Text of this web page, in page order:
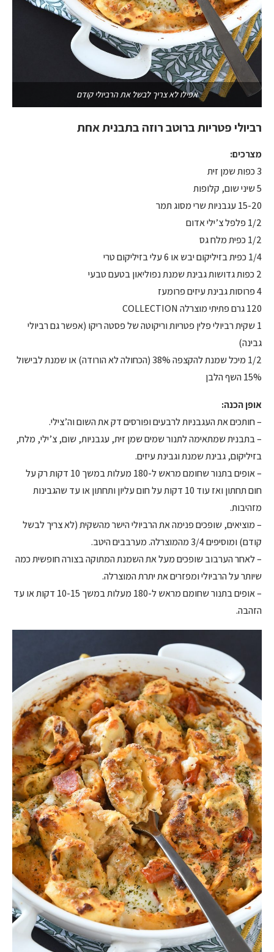
אפילו לא צריך לבשל את הרביולי קודם
רביולי פטריות ברוטב רוזה בתבנית אחת
מצרכים:
3 כפות שמן זית
5 שיני שום, קלופות
15-20 עגבניות שרי מסוג תמר
1/2 פלפל צ’ילי אדום
1/2 כפית מלח גס
1/4 כפית בזיליקום יבש או 6 עלי בזיליקום טרי
2 כפות גדושות גבינת שמנת נפוליאון בטעם טבעי
4 פרוסות גבינת עיזים פרומעז
120 גרם פתיתי מוצרלה COLLECTION
1 שקית רביולי פלין פטריות וריקוטה של פסטה ריקו (אפשר גם רביולי
גבינה)
1/2 מיכל שמנת להקצפה 38% (הכחולה לא הורודה) או שמנת לבישול
15% השף הלבן
אופן הכנה:
– חותכים את העגבניות לרבעים ופורסים דק את השום וה’צילי.
– בתבנית שמתאימה לתנור שמים שמן זית, עגבניות, שום, צ’ילי, מלח,
בזיליקום, גבינת שמנת וגבינת עיזים.
– אופים בתנור שחומם מראש ל-180 מעלות במשך 10 דקות רק על
חום תחתון ואז עוד 10 דקות על חום עליון ותחתון או עד שהגבינות
מזהיבות.
– מוציאים, שופכים פנימה את הרביולי הישר מהשקית (לא צריך לבשל
קודם) ומוסיפים 3/4 מהמוצרלה. מערבבים היטב.
– לאחר הערבוב שופכים מעל את השמנת המתוקה בצורה חופשית כמה
שיותר על הרביולי ומפזרים את יתרת המוצרלה.
– אופים בתנור שחומם מראש ל-180 מעלות במשך 10-15 דקות או עד
הזהבה.